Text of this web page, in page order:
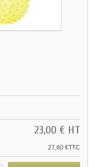
23,00 € HT
27,60 €TTC